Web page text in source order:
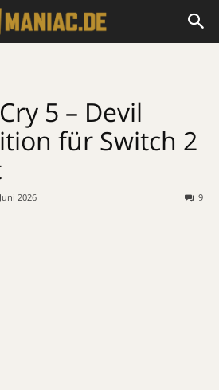
5 – Devil
für Switch 2
2026 9